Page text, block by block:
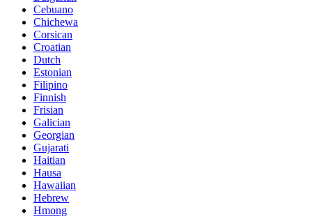
Cebuano
Chichewa
Corsican
Croatian
Dutch
Estonian
Filipino
Finnish
Frisian
Galician
Georgian
Gujarati
Haitian
Hausa
Hawaiian
Hebrew
Hmong